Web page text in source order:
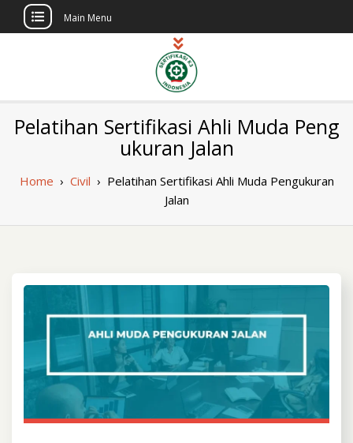
Main Menu
Sertifikasi K3
Indonesia
Berlisensi
Pelatihan Sertifikasi Ahli Muda Peng
ukuran Jalan
Home › Civil › Pelatihan Sertifikasi Ahli Muda Pengukuran
Jalan